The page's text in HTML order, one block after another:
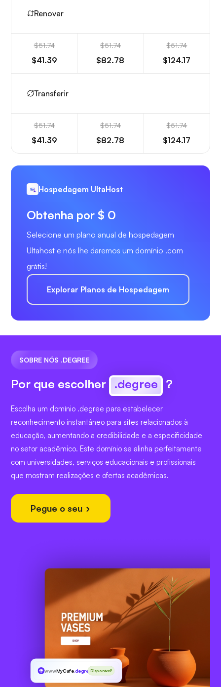
Renovar
$51.74
$41.39
$51.74
$82.78
$51.74
$124.17
Transferir
$51.74
$41.39
$51.74
$82.78
$51.74
$124.17
Hospedagem UltaHost
Obtenha por $ 0
Selecione um plano anual de hospedagem
Ultahost e nós lhe daremos um domínio .com
grátis!
Explorar Planos de Hospedagem
SOBRE NÓS .DEGREE
Por que escolher .degree ?
Escolha um domínio .degree para estabelecer
reconhecimento instantâneo para sites relacionados à
educação, aumentando a credibilidade e a especificidade
no setor acadêmico. Este domínio se alinha perfeitamente
com universidades, serviços educacionais e profissionais
que mostram realizações e ofertas acadêmicas.
Pegue o seu
wwwMyCafe.degreeDisponível!